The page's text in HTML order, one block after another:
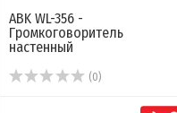
ABK WL-356 -
Громкоговоритель
настенный
(0)